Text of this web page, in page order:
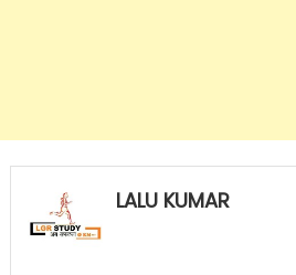
LALU KUMAR